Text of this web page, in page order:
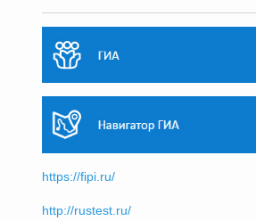
https://fipi.ru/
http://rustest.ru/